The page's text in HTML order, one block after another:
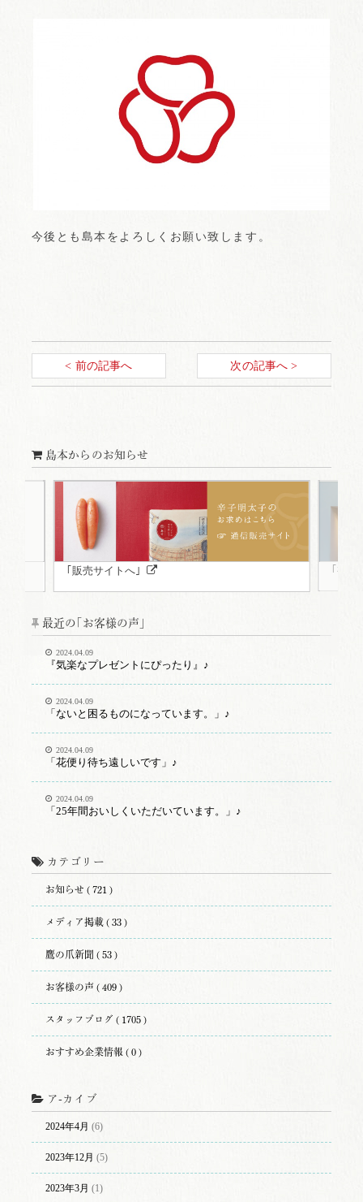
今後とも島本をよろしくお願い致します。
< 前の記事へ 次の記事へ >
島本からのお知らせ
｢販売サイトへ｣ ｢福岡
最近の｢お客様の声｣
2024.04.09
『気楽なプレゼントにぴったり』♪
2024.04.09
「ないと困るものになっています。」♪
2024.04.09
「花便り待ち遠しいです」♪
2024.04.09
「25年間おいしくいただいています。」♪
カテゴリー
お知らせ ( 721 )
メディア掲載 ( 33 )
鷹の爪新聞 ( 53 )
お客様の声 ( 409 )
スタッフブログ ( 1705 )
おすすめ企業情報 ( 0 )
ア-カイブ
2024年4月 (6)
2023年12月 (5)
2023年3月 (1)